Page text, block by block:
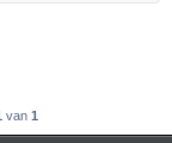
van 1